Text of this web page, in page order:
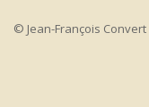
© Jean-François Convert